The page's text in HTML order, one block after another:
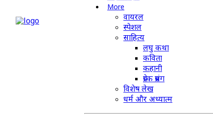
More
वायरल
स्पेशल
साहित्य
लघु कथा
कविता
कहानी
प्रेरक प्रसंग
विशेष लेख
धर्म और अध्यात्म